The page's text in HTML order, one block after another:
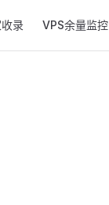
录 VPS余量监控